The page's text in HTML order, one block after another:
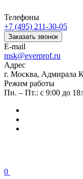
Телефоны
+7 (495) 211-30-05
Заказать звонок
E-mail
msk@everprof.ru
Адрес
г. Москва, Адмирала
Режим работы
Пн. – Пт.: с 9:00 до
0